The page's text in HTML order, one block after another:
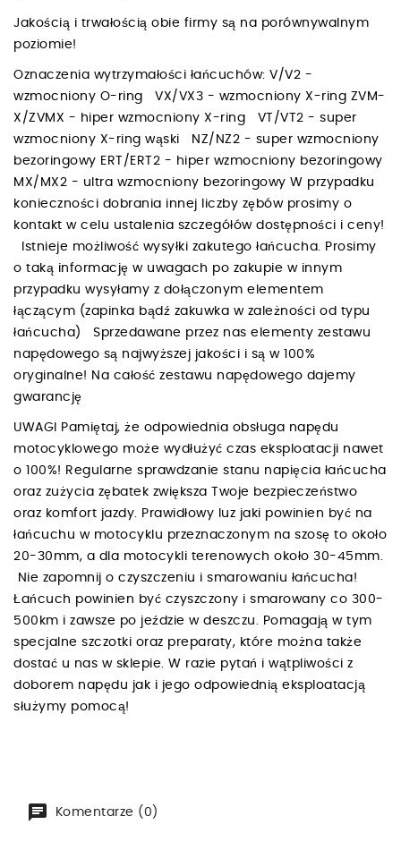
Jakością i trwałością obie firmy są na porównywalnym
poziomie!
Oznaczenia wytrzymałości łańcuchów: V/V2 -
wzmocniony O-ring VX/VX3 - wzmocniony X-ring ZVM-
X/ZVMX - hiper wzmocniony X-ring VT/VT2 - super
wzmocniony X-ring wąski NZ/NZ2 - super wzmocniony
bezoringowy ERT/ERT2 - hiper wzmocniony bezoringowy
MX/MX2 - ultra wzmocniony bezoringowy W przypadku
konieczności dobrania innej liczby zębów prosimy o
kontakt w celu ustalenia szczegółów dostępności i ceny!
Istnieje możliwość wysyłki zakutego łańcucha. Prosimy
o taką informację w uwagach po zakupie w innym
przypadku wysyłamy z dołączonym elementem
łączącym (zapinka bądź zakuwka w zależności od typu
łańcucha) Sprzedawane przez nas elementy zestawu
napędowego są najwyższej jakości i są w 100%
oryginalne! Na całość zestawu napędowego dajemy
gwarancję
UWAGI Pamiętaj, że odpowiednia obsługa napędu
motocyklowego może wydłużyć czas eksploatacji nawet
o 100%! Regularne sprawdzanie stanu napięcia łańcucha
oraz zużycia zębatek zwiększa Twoje bezpieczeństwo
oraz komfort jazdy. Prawidłowy luz jaki powinien być na
łańcuchu w motocyklu przeznaczonym na szosę to około
20-30mm, a dla motocykli terenowych około 30-45mm.
Nie zapomnij o czyszczeniu i smarowaniu łańcucha!
Łańcuch powinien być czyszczony i smarowany co 300-
500km i zawsze po jeździe w deszczu. Pomagają w tym
specjalne szczotki oraz preparaty, które można także
dostać u nas w sklepie. W razie pytań i wątpliwości z
doborem napędu jak i jego odpowiednią eksploatacją
służymy pomocą!
Komentarze (0)